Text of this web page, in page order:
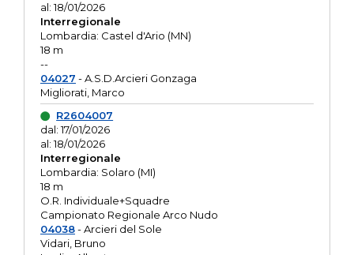
al: 18/01/2026
Interregionale
Lombardia: Castel d'Ario (MN)
18 m
--
04027 - A.S.D.Arcieri Gonzaga
Migliorati, Marco
R2604007
dal: 17/01/2026
al: 18/01/2026
Interregionale
Lombardia: Solaro (MI)
18 m
O.R. Individuale+Squadre
Campionato Regionale Arco Nudo
04038- Arcieri del Sole
Vidari, Bruno